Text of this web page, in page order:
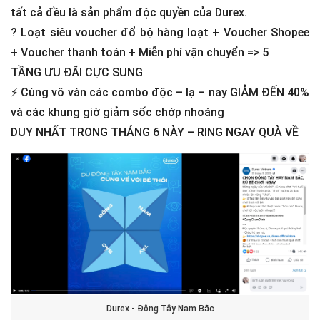
tất cả đều là sản phẩm độc quyền của Durex.
? Loạt siêu voucher đổ bộ hàng loạt + Voucher Shopee
+ Voucher thanh toán + Miễn phí vận chuyển => 5
TẦNG ƯU ĐÃI CỰC SUNG
⚡ Cùng vô vàn các combo độc – lạ – nay GIẢM ĐẾN 40%
và các khung giờ giảm sốc chớp nhoáng
DUY NHẤT TRONG THÁNG 6 NÀY – RING NGAY QUÀ VỀ
Durex - Đông Tây Nam Bắc